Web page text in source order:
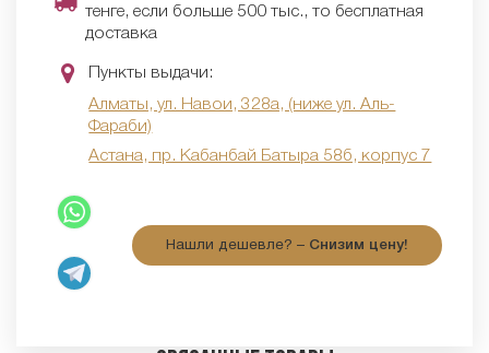
тенге, если больше 500 тыс., то бесплатная
доставка
Пункты выдачи:
Алматы, ул. Навои, 328а, (ниже ул. Аль-
Фараби)
Астана, пр. Кабанбай Батыра 58б, корпус 7
Нашли дешевле? – Снизим цену!